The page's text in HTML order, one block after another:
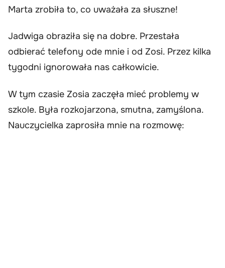
Marta zrobiła to, co uważała za słuszne!
Jadwiga obraziła się na dobre. Przestała
odbierać telefony ode mnie i od Zosi. Przez kilka
tygodni ignorowała nas całkowicie.
W tym czasie Zosia zaczęła mieć problemy w
szkole. Była rozkojarzona, smutna, zamyślona.
Nauczycielka zaprosiła mnie na rozmowę: